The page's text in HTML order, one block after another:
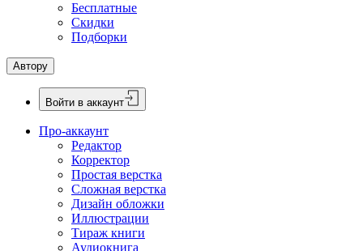
Бесплатные
Скидки
Подборки
Автору
Войти в аккаунт
Про-аккаунт
Редактор
Корректор
Простая верстка
Сложная верстка
Дизайн обложки
Иллюстрации
Тираж книги
Аудиокнига